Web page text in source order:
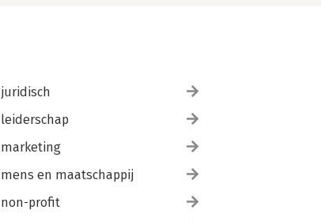
juridisch
leiderschap
marketing
mens en maatschappij
non-profit